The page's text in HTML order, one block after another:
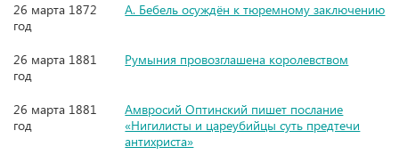
26 марта 1872
год
А. Бебель осуждён к тюремному заключению
26 марта 1881
год
Румыния провозглашена королевством
26 марта 1881
год
Амвросий Оптинский пишет послание
«Нигилисты и цареубийцы суть предтечи
антихриста»